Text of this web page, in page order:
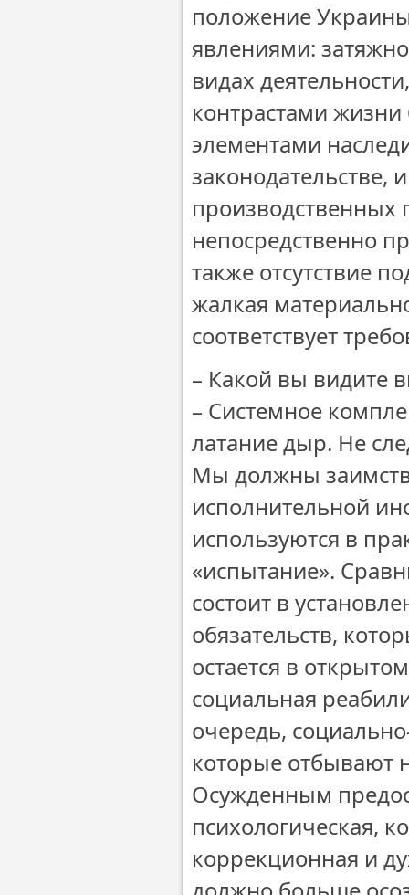
положение
явлениями:
видах
контрастами
элементами
законодательстве,
производственных
непосредственно
также отсутствие
жалкая
соответствует
– Какой вы видите
– Системное
латание дыр. Не
Мы должны
исполнительной
используются в
«испытание».
состоит в
обязательств,
остается в
социальная
очередь,
которые отбывают
Осужденным
психологическая,
коррекционная и